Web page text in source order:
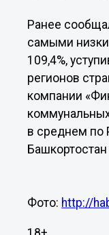
Ранее
самыми
109,4%,
регионов
компании
в среднем по
Фото: http://